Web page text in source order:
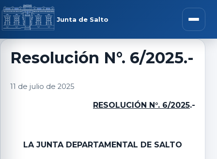
Saltar al contenido
Junta de Salto Abrir
menú
Resolución N°. 6/2025.-
11 de julio de 2025
RESOLUCIÓN N°. 6/2025.-
LA JUNTA DEPARTAMENTAL DE SALTO